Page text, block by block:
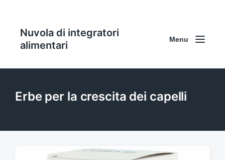
Nuvola di integratori
alimentari
Menu
Erbe per la crescita dei capelli